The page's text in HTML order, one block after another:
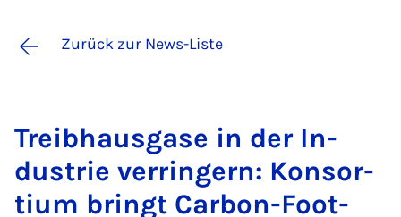
Zurück zur News-Liste
Treib­h­aus­ga­se in der In­
dus­trie ver­rin­gern: Kon­sor­
ti­um bringt Ca­r­bon-Foot­